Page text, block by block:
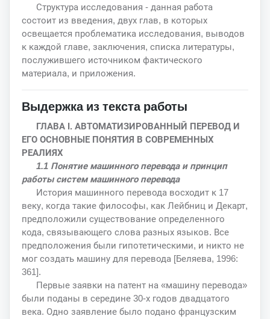
Структура исследования - данная работа
состоит из введения, двух глав, в которых
освещается проблематика исследования, выводов
к каждой главе, заключения, списка литературы,
послужившего источником фактического
материала, и приложения.
Выдержка из текста работы
ГЛАВА I. АВТОМАТИЗИРОВАННЫЙ ПЕРЕВОД И
ЕГО ОСНОВНЫЕ ПОНЯТИЯ В СОВРЕМЕННЫХ
РЕАЛИЯХ
1.1 Понятие машинного перевода и принцип
работы систем машинного перевода
История машинного перевода восходит к 17
веку, когда такие философы, как Лейбниц и Декарт,
предположили существование определенного
кода, связывающего слова разных языков. Все
предположения были гипотетическими, и никто не
мог создать машину для перевода [Беляева, 1996:
361].
Первые заявки на патент на «машину перевода»
были поданы в середине 30-х годов двадцатого
века. Одно заявление было подано французским